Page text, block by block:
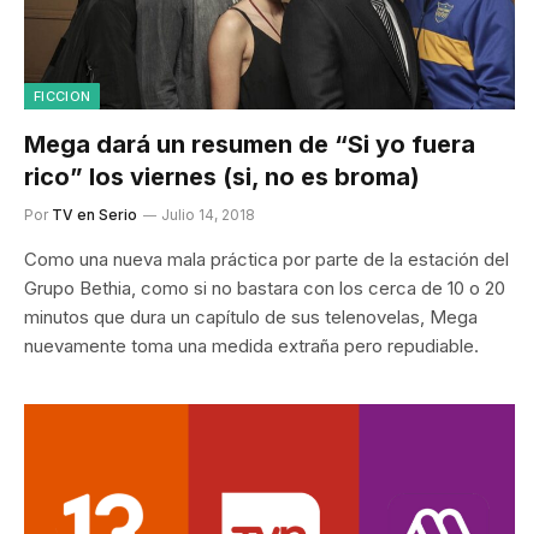
FICCION
Mega dará un resumen de “Si yo fuera
rico” los viernes (si, no es broma)
Por TV en Serio Julio 14, 2018
Como una nueva mala práctica por parte de la estación del
Grupo Bethia, como si no bastara con los cerca de 10 o 20
minutos que dura un capítulo de sus telenovelas, Mega
nuevamente toma una medida extraña pero repudiable.